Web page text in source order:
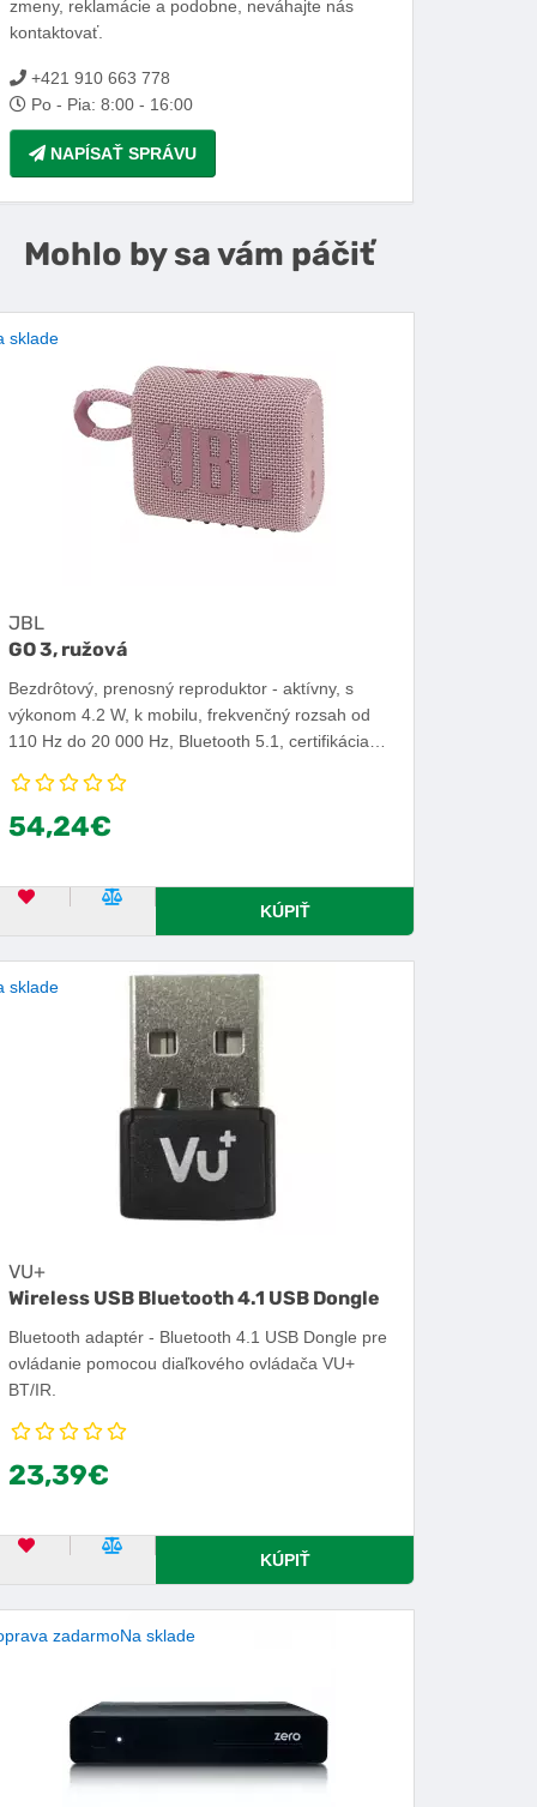
zmeny, reklamácie a podobne, neváhajte nás
kontaktovať.
+421 910 663 778
Po - Pia: 8:00 - 16:00
NAPÍSAŤ SPRÁVU
Mohlo by sa vám páčiť
sklade
JBL
GO 3, ružová
Bezdrôtový, prenosný reproduktor - aktívny, s
výkonom 4.2 W, k mobilu, frekvenčný rozsah od
110 Hz do 20 000 Hz, Bluetooth 5.1, certifikácia
Android, výdrž batérie 5 h.
54,24€
OBĽÚBENÝ PRODUKTPOROVNAŤ PRODUKT
KÚPIŤ
sklade
VU+
Wireless USB Bluetooth 4.1 USB Dongle
Bluetooth adaptér - Bluetooth 4.1 USB Dongle pre
ovládanie pomocou diaľkového ovládača VU+
BT/IR.
23,39€
OBĽÚBENÝ PRODUKTPOROVNAŤ PRODUKT
KÚPIŤ
zadarmoNa sklade